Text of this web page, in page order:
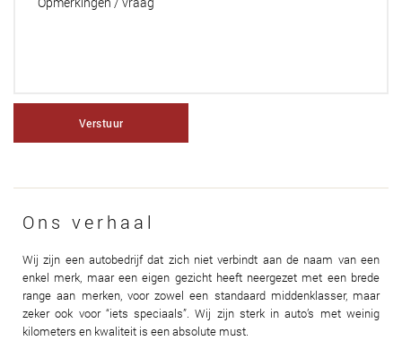
Verstuur
Ons verhaal
Wij zijn een autobedrijf dat zich niet verbindt aan de naam van een
enkel merk, maar een eigen gezicht heeft neergezet met een brede
range aan merken, voor zowel een standaard middenklasser, maar
zeker ook voor “iets speciaals”. Wij zijn sterk in auto’s met weinig
kilometers en kwaliteit is een absolute must.